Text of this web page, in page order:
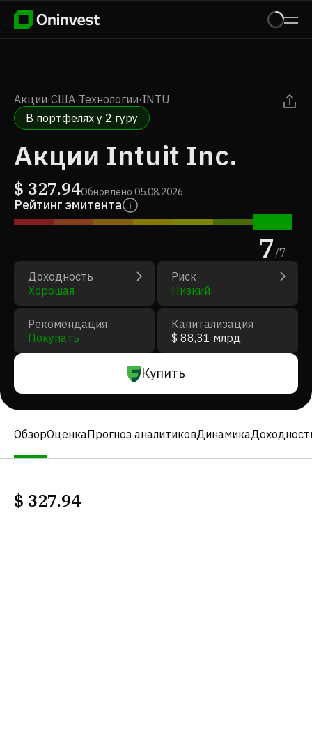
Акции·США·Технологии·INTU
В портфелях у 2 гуру
Акции Intuit Inc.
$ 327.94Обновлено 05.08.2026
Рейтинг эмитента
7/7
Доходность
Хорошая
Риск
Низкий
Рекомендация
Покупать
Капитализация
$ 88,31 млрд
Купить
ОбзорОценкаПрогноз аналитиковДинамика
$ 327.94